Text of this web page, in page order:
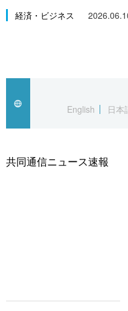
科学・技術
暮らし
経済・ビジネス
English
日本
共同通信ニュース速報